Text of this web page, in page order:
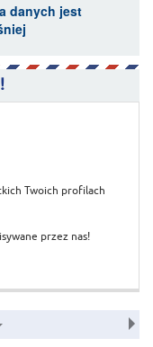
danych jest
Twoich profilach
przez nas!